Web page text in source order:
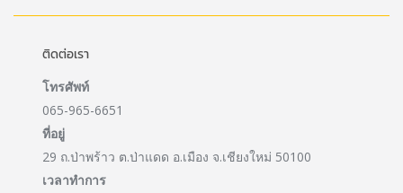
ติดต่อเรา
โทรศัพท์
065-965-6651
ที่อยู่
29 ถ.ป่าพร้าว ต.ป่าแดด อ.เมือง จ.เชียงใหม่ 50100
เวลาทำการ